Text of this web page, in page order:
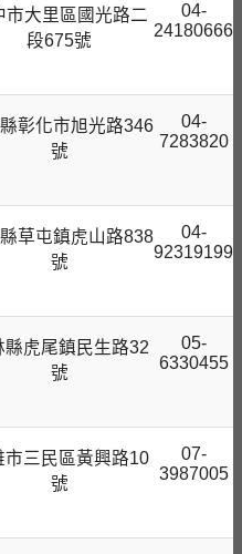
市大里區國光路二
段675號
04-
24180666
彰化市旭光路346
號
04-
7283820
草屯鎮虎山路838
號
04-
92319199
縣虎尾鎮民生路32
號
05-
6330455
市三民區黃興路10
號
07-
3987005